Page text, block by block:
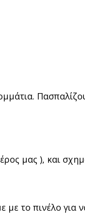
μας ), και
το πινέλο για